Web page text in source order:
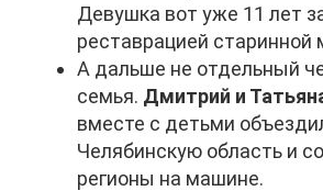
Девушка вот уже 11 лет
реставрацией старинной
А дальше не отдельный
семья. Дмитрий и
вместе с детьми
Челябинскую область и
регионы на машине.